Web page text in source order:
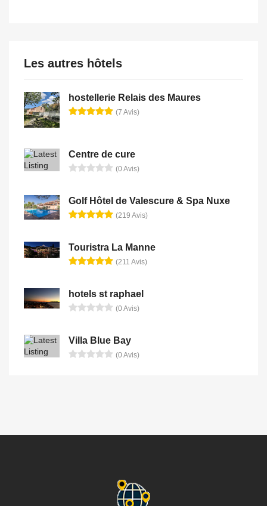
Les autres hôtels
hostellerie Relais des Maures
(7 Avis)
Centre de cure
(0 Avis)
Golf Hôtel de Valescure & Spa Nuxe
(219 Avis)
Touristra La Manne
(211 Avis)
hotels st raphael
(0 Avis)
Villa Blue Bay
(0 Avis)